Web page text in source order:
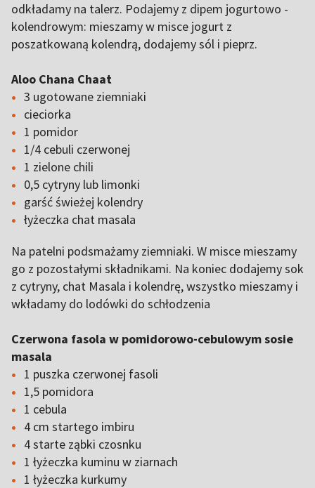
odkładamy na talerz. Podajemy z dipem jogurtowo -
kolendrowym: mieszamy w misce jogurt z
poszatkowaną kolendrą, dodajemy sól i pieprz.
Aloo Chana Chaat
3 ugotowane ziemniaki
cieciorka
1 pomidor
1/4 cebuli czerwonej
1 zielone chili
0,5 cytryny lub limonki
garść świeżej kolendry
łyżeczka chat masala
Na patelni podsmażamy ziemniaki. W misce mieszamy
go z pozostałymi składnikami. Na koniec dodajemy sok
z cytryny, chat Masala i kolendrę, wszystko mieszamy i
wkładamy do lodówki do schłodzenia
Czerwona fasola w pomidorowo-cebulowym sosie
masala
1 puszka czerwonej fasoli
1,5 pomidora
1 cebula
4 cm startego imbiru
4 starte ząbki czosnku
1 łyżeczka kuminu w ziarnach
1 łyżeczka kurkumy